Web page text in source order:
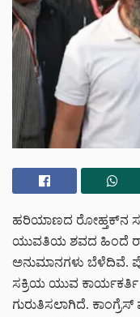
ಹರಿಯಾಣದ ರೋಹ್ತಕ್‌ನ
ಯುವತಿಯ ಶವದ ಹಿಂದೆ
ಅನುಮಾನಗಳು ಬೆಳೆದಿವೆ.
ಸಕ್ರಿಯ ಯುವ ಕಾರ್ಯಕರ್ತಿ
ಗುರುತಿಸಲಾಗಿದೆ.